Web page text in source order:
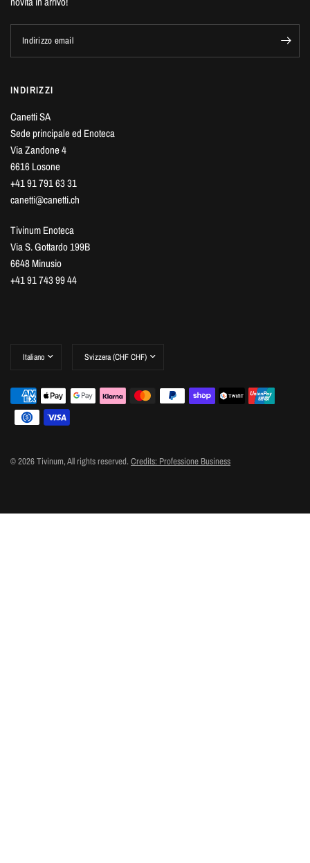
Indirizzo email
INDIRIZZI
Canetti SA
Sede principale ed Enoteca
Via Zandone 4
6616 Losone
+41 91 791 63 31
canetti@canetti.ch
Tivinum Enoteca
Via S. Gottardo 199B
6648 Minusio
+41 91 743 99 44
paese/area
paese/area
© 2026 Tivinum, All rights reserved.Credits: Professione Business